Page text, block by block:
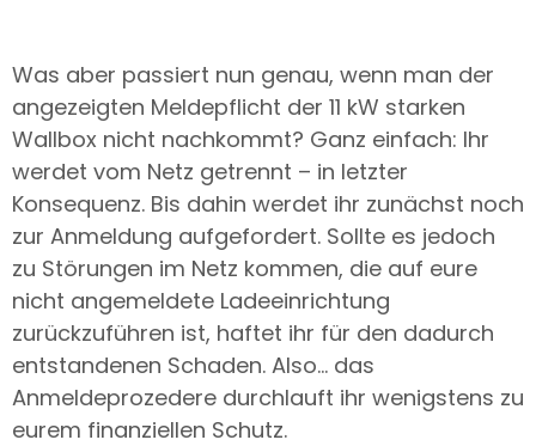
Was aber passiert nun genau, wenn man der
angezeigten Meldepflicht der 11 kW starken
Wallbox nicht nachkommt? Ganz einfach: Ihr
werdet vom Netz getrennt – in letzter
Konsequenz. Bis dahin werdet ihr zunächst noch
zur Anmeldung aufgefordert. Sollte es jedoch
zu Störungen im Netz kommen, die auf eure
nicht angemeldete Ladeeinrichtung
zurückzuführen ist, haftet ihr für den dadurch
entstandenen Schaden. Also… das
Anmeldeprozedere durchlauft ihr wenigstens zu
eurem finanziellen Schutz.